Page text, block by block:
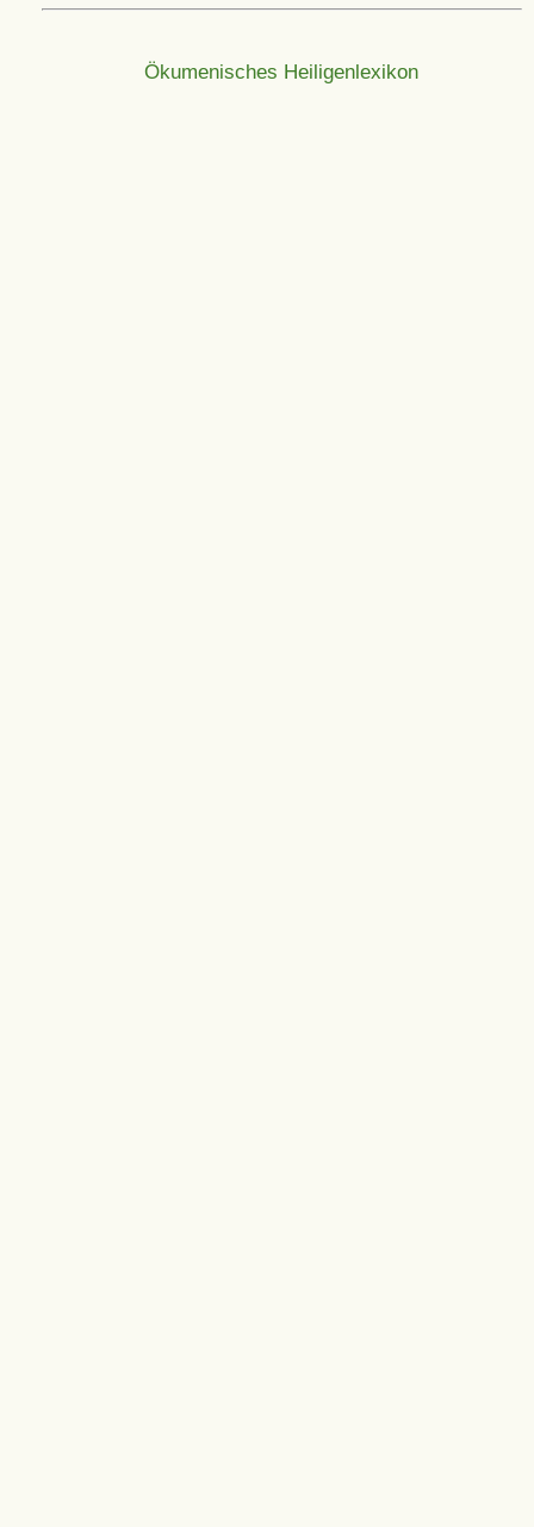
Ökumenisches Heiligenlexikon